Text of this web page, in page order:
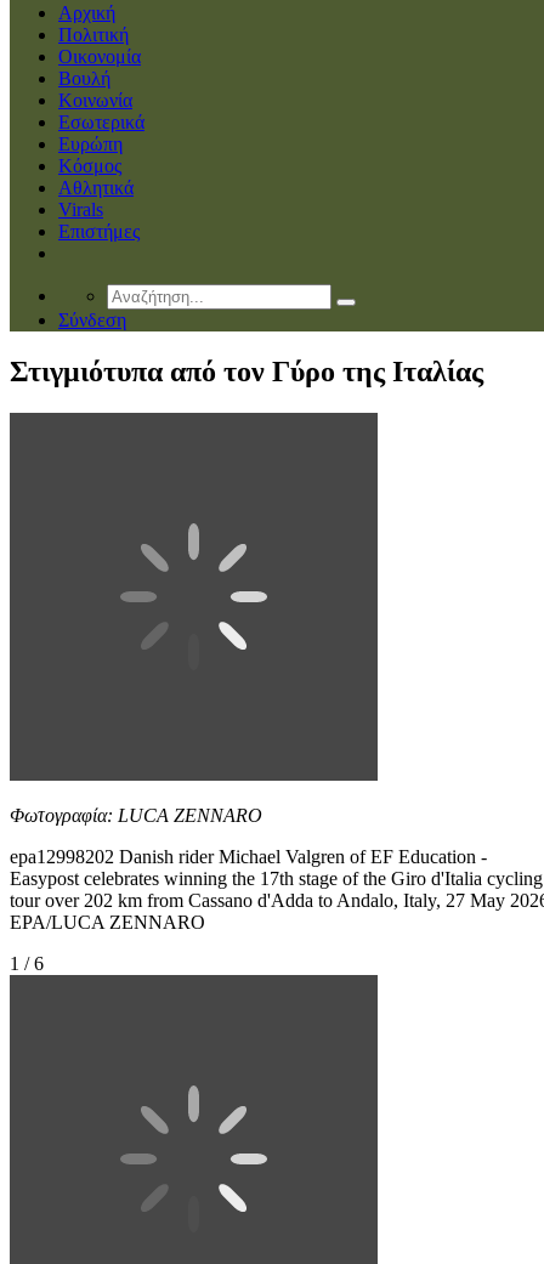
Αρχική
Πολιτική
Οικονομία
Βουλή
Κοινωνία
Εσωτερικά
Ευρώπη
Κόσμος
Αθλητικά
Virals
Επιστήμες
Σύνδεση
Στιγμιότυπα από τον Γύρο της Ιταλίας
Φωτογραφία: LUCA ZENNARO
epa12998202 Danish rider Michael Valgren of EF Education -
Easypost celebrates winning the 17th stage of the Giro d'Italia cycling
tour over 202 km from Cassano d'Adda to Andalo, Italy, 27 May
EPA/LUCA ZENNARO
1 / 6